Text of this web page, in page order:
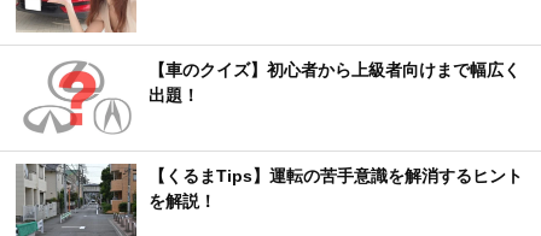
【車のクイズ】初心者から上級者向けまで幅広く
出題！
【くるまTips】運転の苦手意識を解消するヒント
を解説！